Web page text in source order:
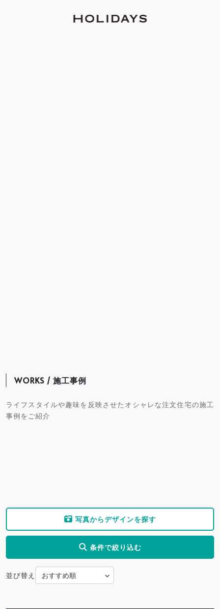
WORKS / 施工事例
ライフスタイルや趣味を反映させたオシャレな注文住宅の施工
事例をご紹介
写真からデザインを探す
条件で絞り込む
並び替え